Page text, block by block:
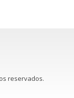
reservados.